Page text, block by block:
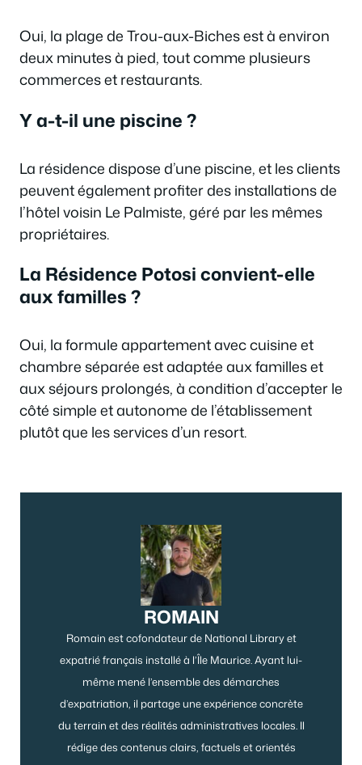
Oui, la plage de Trou-aux-Biches est à environ
deux minutes à pied, tout comme plusieurs
commerces et restaurants.
Y a-t-il une piscine ?
La résidence dispose d’une piscine, et les clients
peuvent également profiter des installations de
l’hôtel voisin Le Palmiste, géré par les mêmes
propriétaires.
La Résidence Potosi convient-elle
aux familles ?
Oui, la formule appartement avec cuisine et
chambre séparée est adaptée aux familles et
aux séjours prolongés, à condition d’accepter le
côté simple et autonome de l’établissement
plutôt que les services d’un resort.
ROMAIN
Romain est cofondateur de National Library et
expatrié français installé à l’Île Maurice. Ayant lui-
même mené l’ensemble des démarches
d’expatriation, il partage une expérience concrète
du terrain et des réalités administratives locales. Il
rédige des contenus clairs, factuels et orientés